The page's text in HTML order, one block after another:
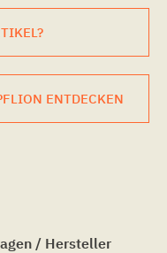
ENTDECKEN
/ Hersteller